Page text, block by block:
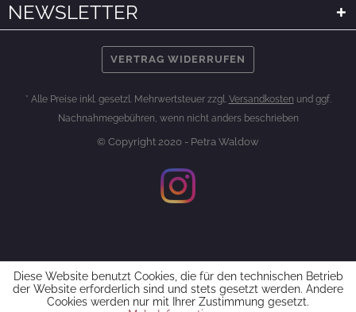
NEWSLETTER
VERTRAG WIDERRUFEN
* Alle Preise inkl. gesetzl. Mehrwertsteuer zzgl. Versandkosten und ggf.
Nachnahmegebühren, wenn nicht anders beschrieben
© Copyright 2020 - Petra Waldow
Diese Website benutzt Cookies, die für den technischen Betrieb
der Website erforderlich sind und stets gesetzt werden. Andere
Cookies werden nur mit Ihrer Zustimmung gesetzt.